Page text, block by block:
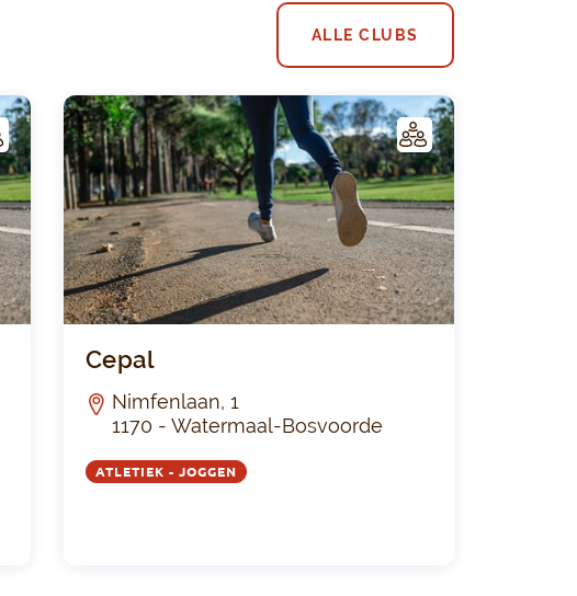
ALLE CLUBS
C C
LUB
Cepal
Nimfenlaan, 1
1170 - Watermaal-Bosvoorde
ATLETIEK - JOGGEN